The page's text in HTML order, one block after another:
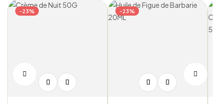
-23% -23%